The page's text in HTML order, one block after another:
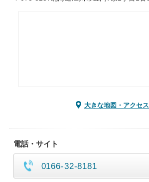
大きな地図・アクセス
電話・サイト
0166-32-8181